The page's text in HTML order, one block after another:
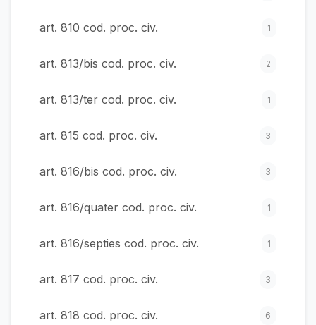
art. 810 cod. proc. civ. 1
art. 813/bis cod. proc. civ. 2
art. 813/ter cod. proc. civ. 1
art. 815 cod. proc. civ. 3
art. 816/bis cod. proc. civ. 3
art. 816/quater cod. proc. civ. 1
art. 816/septies cod. proc. civ. 1
art. 817 cod. proc. civ. 3
art. 818 cod. proc. civ. 6